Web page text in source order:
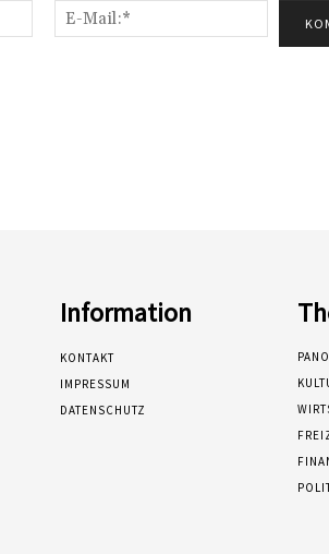
Name:*
Mail:*
Information
KONTAKT
IMPRESSUM
DATENSCHUTZ